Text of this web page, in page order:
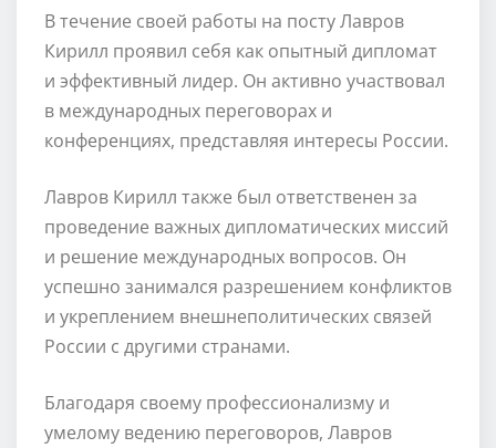
В течение своей работы на посту Лавров
Кирилл проявил себя как опытный дипломат
и эффективный лидер. Он активно участвовал
в международных переговорах и
конференциях, представляя интересы России.
Лавров Кирилл также был ответственен за
проведение важных дипломатических миссий
и решение международных вопросов. Он
успешно занимался разрешением конфликтов
и укреплением внешнеполитических связей
России с другими странами.
Благодаря своему профессионализму и
умелому ведению переговоров, Лавров